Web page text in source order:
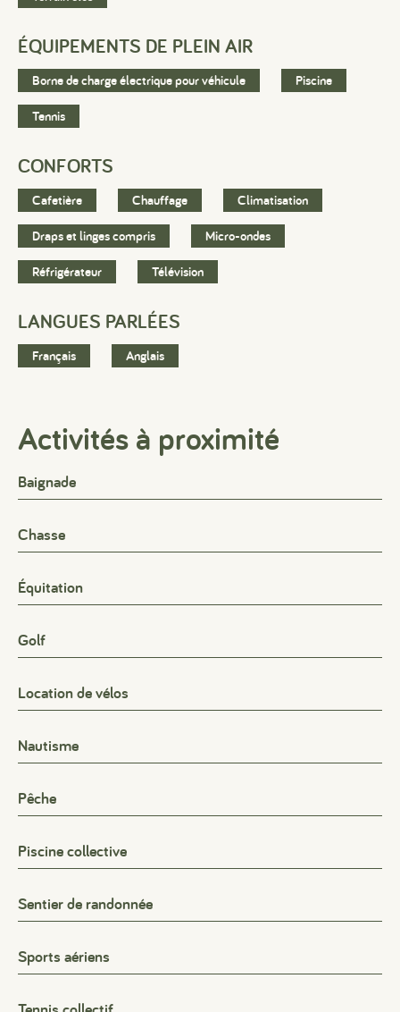
ÉQUIPEMENTS DE PLEIN AIR
Borne de charge électrique pour véhicule Piscine
Tennis
CONFORTS
Cafetière Chauffage Climatisation
Draps et linges compris Micro-ondes
Réfrigérateur Télévision
LANGUES PARLÉES
Français Anglais
Activités à proximité
Baignade
Chasse
Équitation
Golf
Location de vélos
Nautisme
Pêche
Piscine collective
Sentier de randonnée
Sports aériens
#